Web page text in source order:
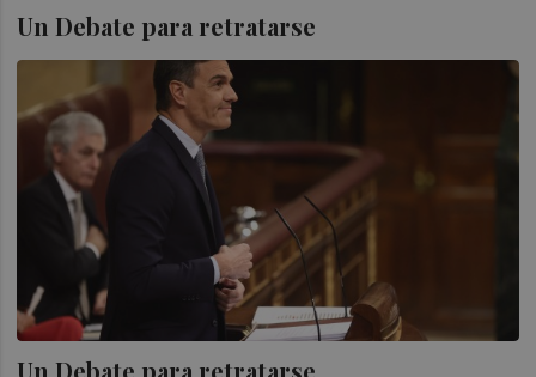
Un Debate para retratarse
Un Debate para retratarse